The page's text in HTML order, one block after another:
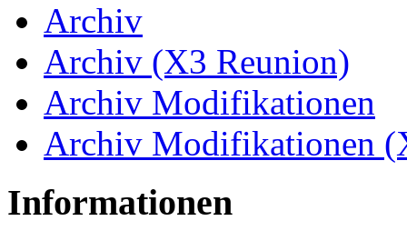
Archiv
Archiv (X3 Reunion)
Archiv Modifikationen
Archiv Modifikationen
Informationen